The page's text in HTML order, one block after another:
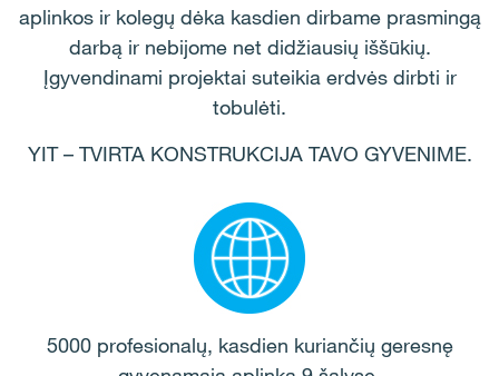
aplinkos ir kolegų dėka kasdien dirbame prasmingą
darbą ir nebijome net didžiausių iššūkių.
Įgyvendinami projektai suteikia erdvės dirbti ir
tobulėti.
YIT – TVIRTA KONSTRUKCIJA TAVO GYVENIME.
5000 profesionalų, kasdien kuriančių geresnę